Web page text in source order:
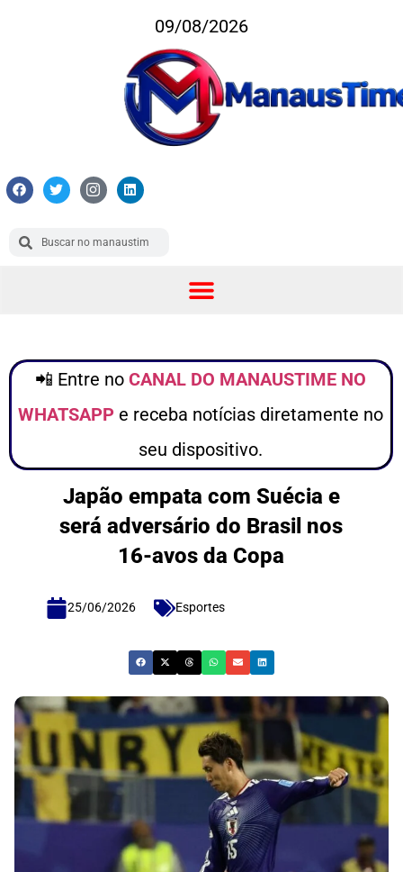
09/08/2026
📲 Entre no CANAL DO MANAUSTIME NO
WHATSAPP e receba notícias diretamente no
seu dispositivo.
Japão empata com Suécia e
será adversário do Brasil nos
16-avos da Copa
25/06/2026 Esportes